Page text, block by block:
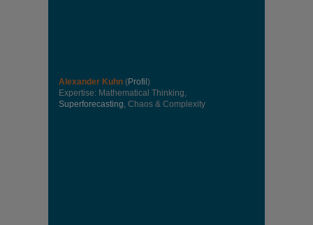
Alexander Kuhn (Profil )
Expertise: Mathematical Thinking,
Superforecasting, Chaos & Complexity